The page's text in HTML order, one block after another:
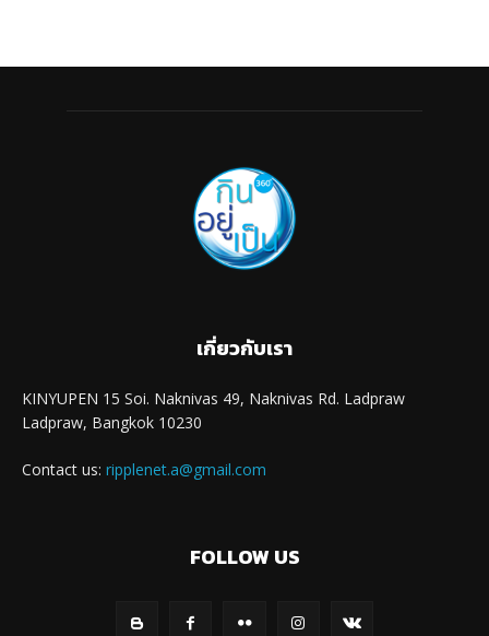
เกี่ยวกับเรา
KINYUPEN 15 Soi. Naknivas 49, Naknivas Rd. Ladpraw
Ladpraw, Bangkok 10230
Contact us: ripplenet.a@gmail.com
FOLLOW US